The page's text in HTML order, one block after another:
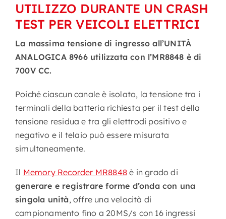
UTILIZZO DURANTE UN CRASH
TEST PER VEICOLI ELETTRICI
La massima tensione di ingresso all’UNITÀ
ANALOGICA 8966 utilizzata con l’MR8848 è di
700V CC.
Poiché ciascun canale è isolato, la tensione tra i
terminali della batteria richiesta per il test della
tensione residua e tra gli elettrodi positivo e
negativo e il telaio può essere misurata
simultaneamente.
Il Memory Recorder MR8848è in grado di
generare e registrare forme d’onda con una
singola unità, offre una velocità di
campionamento fino a 20MS/s con 16 ingressi